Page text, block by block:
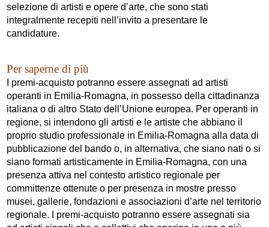
selezione di artisti e opere d’arte, che sono stati
integralmente recepiti nell’invito a presentare le
candidature.
Per saperne di più
I premi-acquisto potranno essere assegnati ad artisti
operanti in Emilia-Romagna, in possesso della cittadinanza
italiana o di altro Stato dell’Unione europea. Per operanti in
regione, si intendono gli artisti e le artiste che abbiano il
proprio studio professionale in Emilia-Romagna alla data di
pubblicazione del bando o, in alternativa, che siano nati o si
siano formati artisticamente in Emilia-Romagna, con una
presenza attiva nel contesto artistico regionale per
committenze ottenute o per presenza in mostre presso
musei, gallerie, fondazioni e associazioni d’arte nel territorio
regionale. I premi-acquisto potranno essere assegnati sia